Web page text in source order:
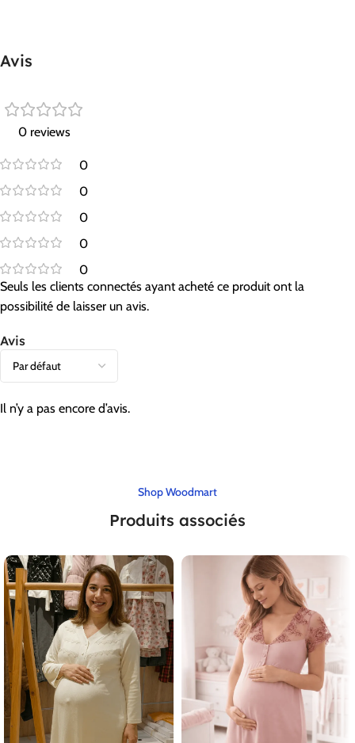
Avis
0 reviews
0
0
0
0
0
Avis
Il n’y a pas encore d’avis.
Seuls les clients connectés ayant acheté ce produit ont la
possibilité de laisser un avis.
Shop Woodmart
Produits associés